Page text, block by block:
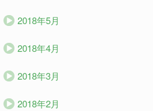
2018年5月
2018年4月
2018年3月
2018年2月